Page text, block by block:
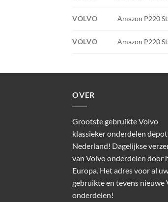
VOLVO Amazon P220
VOLVO Amazon P220
OVER
Grootste gebruikte Volvo
klassieker onderdelen
Nederland! Dagelijkse
van Volvo onderdelen door
Europa. Het adres voor al
gebruikte en tevens nieuwe
onderdelen!